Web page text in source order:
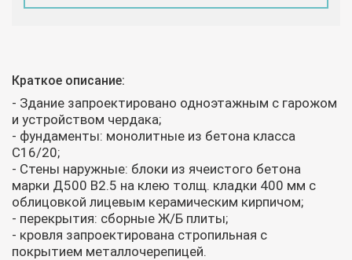
Краткое описание:
- Здание запроектировано одноэтажным с гарожом
и устройством чердака;
- фундаменты: монолитные из бетона класса
С16/20;
- Стены наружные: блоки из ячеистого бетона
марки Д500 В2.5 на клею толщ. кладки 400 мм с
облицовкой лицевым керамическим кирпичом;
- перекрытия: сборные Ж/Б плиты;
- кровля запроектирована стропильная с
покрытием металлочерепицей.